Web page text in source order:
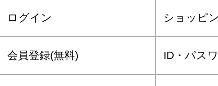
ログイン ショッピ
会員登録(無料) ID・パス